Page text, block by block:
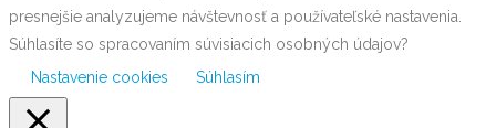
presnejšie analyzujeme návštevnosť a používateľské nastavenia.
Súhlasíte so spracovaním súvisiacich osobných údajov?
Nastavenie cookies
Súhlasím